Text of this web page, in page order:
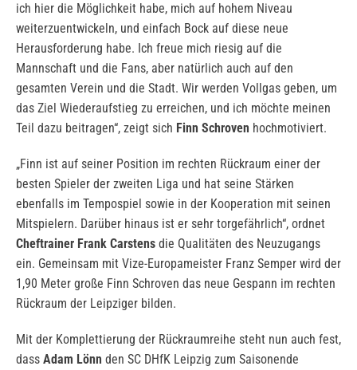
ich hier die Möglichkeit habe, mich auf hohem Niveau
weiterzuentwickeln, und einfach Bock auf diese neue
Herausforderung habe. Ich freue mich riesig auf die
Mannschaft und die Fans, aber natürlich auch auf den
gesamten Verein und die Stadt. Wir werden Vollgas geben, um
das Ziel Wiederaufstieg zu erreichen, und ich möchte meinen
Teil dazu beitragen“, zeigt sich Finn Schroven hochmotiviert.
„Finn ist auf seiner Position im rechten Rückraum einer der
besten Spieler der zweiten Liga und hat seine Stärken
ebenfalls im Tempospiel sowie in der Kooperation mit seinen
Mitspielern. Darüber hinaus ist er sehr torgefährlich“, ordnet
Cheftrainer Frank Carstens die Qualitäten des Neuzugangs
ein. Gemeinsam mit Vize-Europameister Franz Semper wird der
1,90 Meter große Finn Schroven das neue Gespann im rechten
Rückraum der Leipziger bilden.
Mit der Komplettierung der Rückraumreihe steht nun auch fest,
dass Adam Lönn den SC DHfK Leipzig zum Saisonende